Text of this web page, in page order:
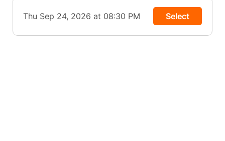
Thu Sep 24, 2026 at 08:30 PM Select